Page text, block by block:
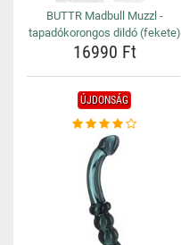
BUTTR Madbull Muzzl -
tapadókorongos dildó (fekete)
16990 Ft
ÚJDONSÁG